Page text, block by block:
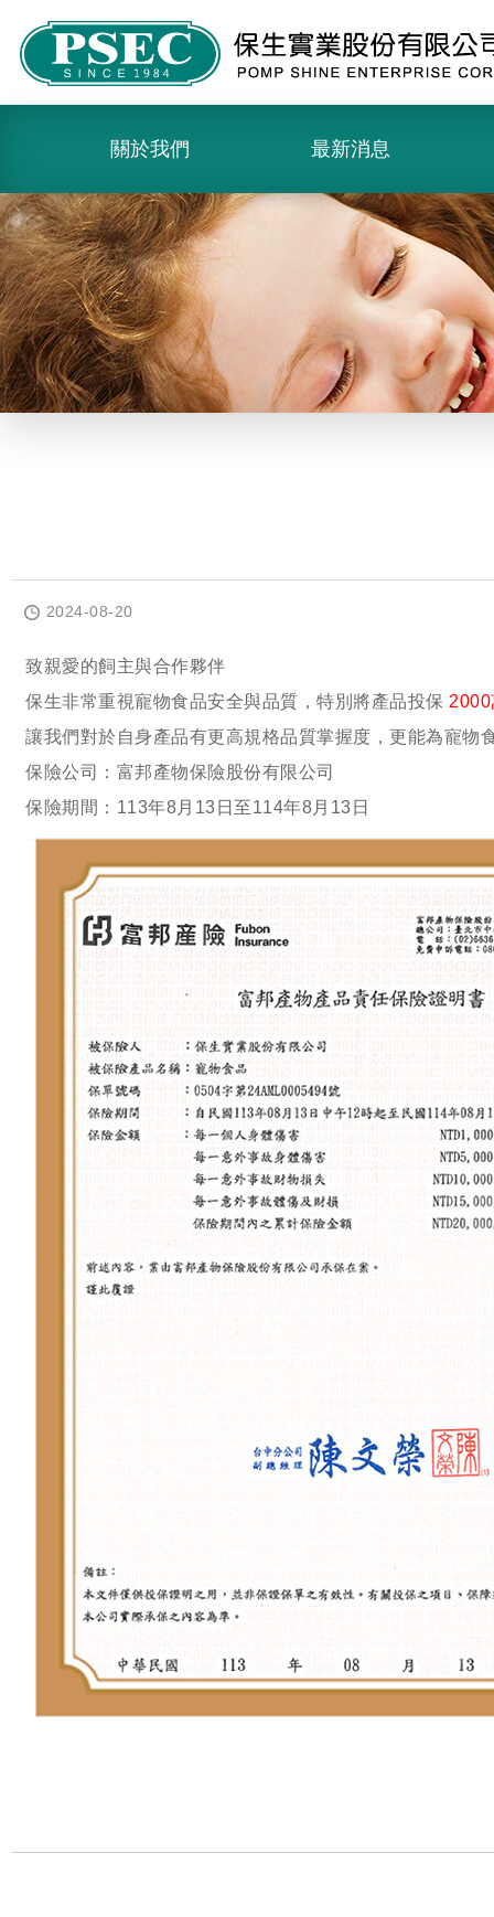
關於我們 最新消息
2024-08-20
致親愛的飼主與合作夥伴
保生非常重視寵物食品安全與品質，特別將產品投保
讓我們對於自身產品有更高規格品質掌握度，更能為寵物
保險公司：富邦產物保險股份有限公司
保險期間：113年8月13日至114年8月13日